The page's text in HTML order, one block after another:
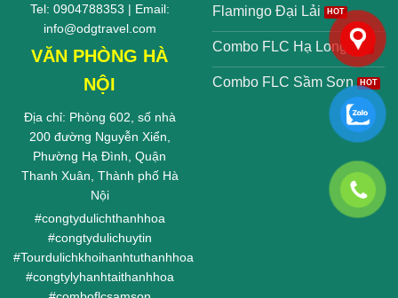
Tel: 0904788353 | Email:
info@odgtravel.com
VĂN PHÒNG HÀ
NỘI
Địa chỉ: Phòng 602, số nhà
200 đường Nguyễn Xiển,
Phường Hạ Đình, Quận
Thanh Xuân, Thành phố Hà
Nội
#congtydulichthanhhoa
#congtydulichuytin
#Tourdulichkhoihanhtuthanhhoa
#congtylyhanhtaithanhhoa
Flamingo Đại Lải
Combo FLC Hạ Long
Combo FLC Sầm Sơn